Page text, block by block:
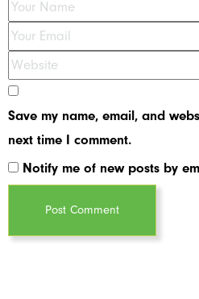
Save my name, email, and
next time I comment.
Notify me of new posts by
Post Comment